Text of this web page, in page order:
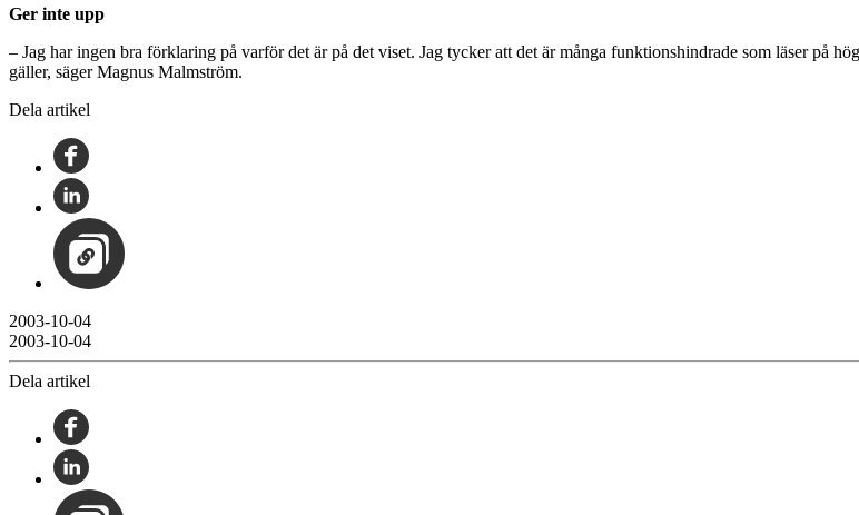
Ger inte upp
– Jag har ingen bra förklaring på varför det är på det viset. Jag tycker att det är många funktionshindrade som läser på
gäller, säger Magnus Malmström.
Dela artikel
2003-10-04
2003-10-04
Dela artikel